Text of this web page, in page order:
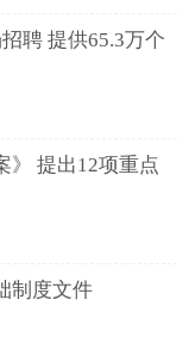
聘 提供65.3万个
》 提出12项重点
制度文件